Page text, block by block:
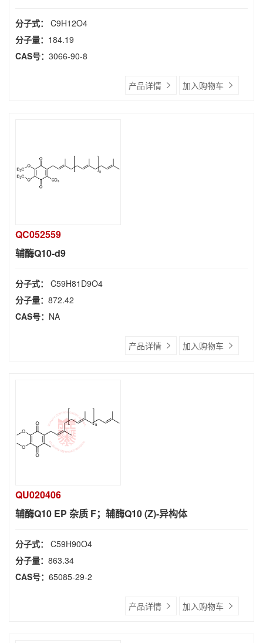
分子式： C9H12O4
分子量： 184.19
CAS号： 3066-90-8
产品详情 加入购物车
QC052559
辅酶Q10-d9
分子式： C59H81D9O4
分子量： 872.42
CAS号： NA
产品详情 加入购物车
QU020406
辅酶Q10 EP 杂质 F；辅酶Q10 (Z)-异构体
分子式： C59H90O4
分子量： 863.34
CAS号： 65085-29-2
产品详情 加入购物车